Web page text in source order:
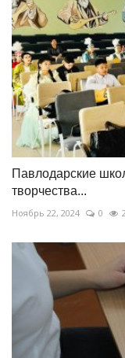
Павлодарские
творчества...
Ноябрь 22, 2024 0